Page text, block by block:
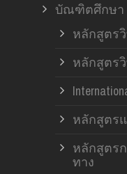
บัณฑิตศึกษา
หลักสูตร
หลักสูตร
หลักสูตร
หลักสูตร
ทาง